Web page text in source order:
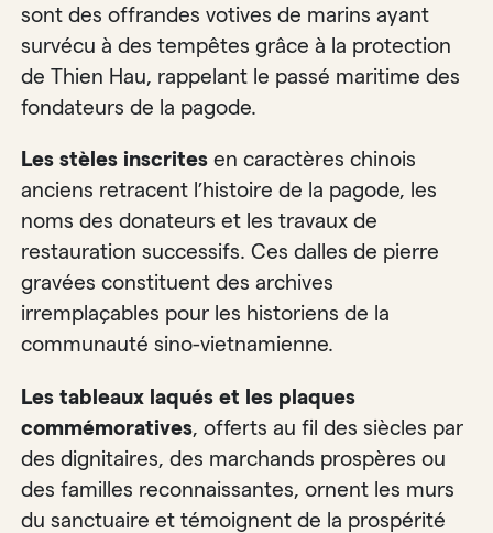
sont des offrandes votives de marins ayant
survécu à des tempêtes grâce à la protection
de Thien Hau, rappelant le passé maritime des
fondateurs de la pagode.
Les stèles inscrites en caractères chinois
anciens retracent l’histoire de la pagode, les
noms des donateurs et les travaux de
restauration successifs. Ces dalles de pierre
gravées constituent des archives
irremplaçables pour les historiens de la
communauté sino-vietnamienne.
Les tableaux laqués et les plaques
commémoratives, offerts au fil des siècles par
des dignitaires, des marchands prospères ou
des familles reconnaissantes, ornent les murs
du sanctuaire et témoignent de la prospérité